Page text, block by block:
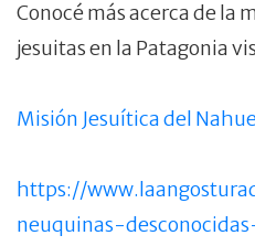
Conocé más acerca de la
jesuitas en la Patagonia
Misión Jesuítica del
https://
neuquinas-